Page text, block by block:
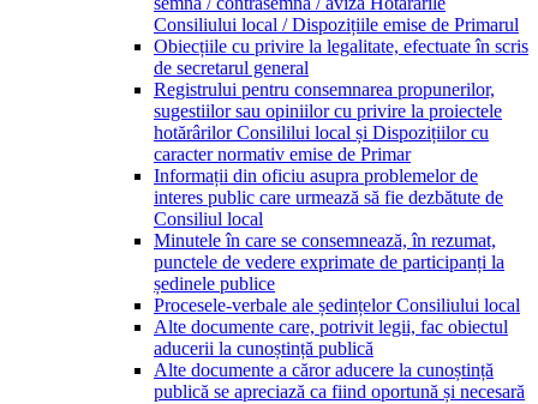
Consiliului local / Dispozițiile emise de Primarul
Obiecțiile cu privire la legalitate, efectuate în scris
de secretarul general
Registrului pentru consemnarea propunerilor,
sugestiilor sau opiniilor cu privire la proiectele
hotărârilor Consililui local și Dispozițiilor cu
caracter normativ emise de Primar
Informații din oficiu asupra problemelor de
interes public care urmează să fie dezbătute de
Consiliul local
Minutele în care se consemnează, în rezumat,
punctele de vedere exprimate de participanți la
ședinele publice
Procesele-verbale ale ședințelor Consiliului local
Alte documente care, potrivit legii, fac obiectul
aducerii la cunoștință publică
Alte documente a căror aducere la cunoștință
publică se apreciază ca fiind oportună și necesară